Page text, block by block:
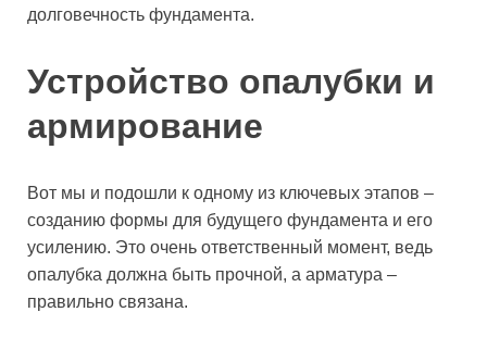
долговечность фундамента.
Устройство опалубки и
армирование
Вот мы и подошли к одному из ключевых этапов –
созданию формы для будущего фундамента и его
усилению. Это очень ответственный момент, ведь
опалубка должна быть прочной, а арматура –
правильно связана.